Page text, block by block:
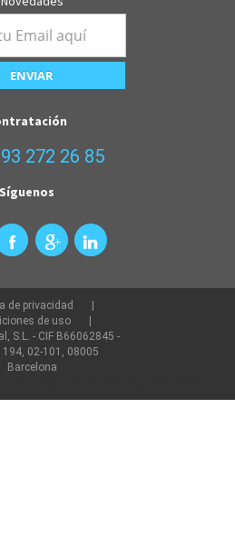
93 272 26 85
Síguenos
de privacidad
de uso
S.L. - CIF B66062845 -
194, 02-101, 08005
Barcelona